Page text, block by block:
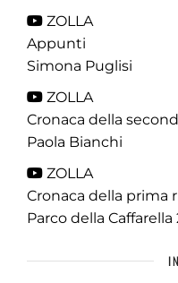
ZOLLA
Appunti
Simona Puglisi
ZOLLA
Cronaca della
Paola Bianchi
ZOLLA
Cronaca della prima
Parco della Caffarella